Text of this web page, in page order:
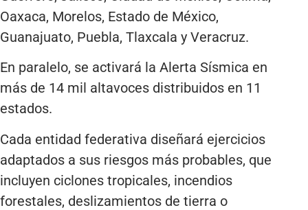
Oaxaca, Morelos, Estado de México,
Guanajuato, Puebla, Tlaxcala y Veracruz.
En paralelo, se activará la Alerta Sísmica en
más de 14 mil altavoces distribuidos en 11
estados.
Cada entidad federativa diseñará ejercicios
adaptados a sus riesgos más probables, que
incluyen ciclones tropicales, incendios
forestales, deslizamientos de tierra o